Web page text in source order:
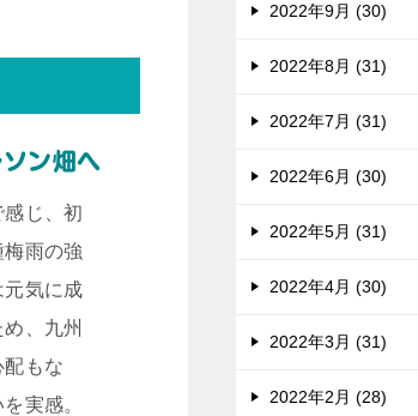
ン畑へ
じ、初
雨の強
気に成
、九州
もな
実感。
2022年9月 (30)
2022年8月 (31)
2022年7月 (31)
2022年6月 (30)
2022年5月 (31)
2022年4月 (30)
2022年3月 (31)
2022年2月 (28)